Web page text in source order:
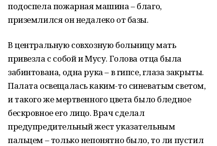
подоспела пожарная машина – благо,
приземлился он недалеко от базы.
В центральную совхозную больницу мать
привезла с собой и Мусу. Голова отца была
забинтована, одна рука – в гипсе, глаза закрыты.
Палата освещалась каким-то синеватым светом,
и такого же мертвенного цвета было бледное
бескровное его лицо. Врач сделал
предупредительный жест указательным
пальцем – только непонятно было, то ли пустил